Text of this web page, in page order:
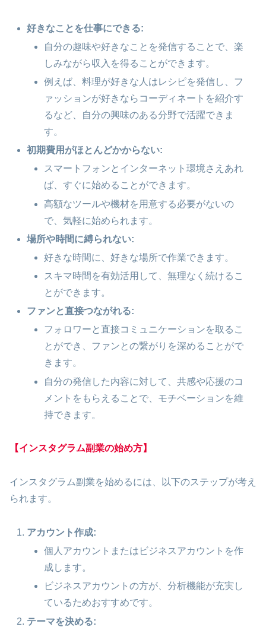
好きなことを仕事にできる:
自分の趣味や好きなことを発信することで、楽
しみながら収入を得ることができます。
例えば、料理が好きな人はレシピを発信し、フ
ァッションが好きならコーディネートを紹介す
るなど、自分の興味のある分野で活躍できま
す。
初期費用がほとんどかからない:
スマートフォンとインターネット環境さえあれ
ば、すぐに始めることができます。
高額なツールや機材を用意する必要がないの
で、気軽に始められます。
場所や時間に縛られない:
好きな時間に、好きな場所で作業できます。
スキマ時間を有効活用して、無理なく続けるこ
とができます。
ファンと直接つながれる:
フォロワーと直接コミュニケーションを取るこ
とができ、ファンとの繋がりを深めることがで
きます。
自分の発信した内容に対して、共感や応援のコ
メントをもらえることで、モチベーションを維
持できます。
【インスタグラム副業の始め方】
インスタグラム副業を始めるには、以下のステップが考え
られます。
アカウント作成:
個人アカウントまたはビジネスアカウントを作
成します。
ビジネスアカウントの方が、分析機能が充実し
ているためおすすめです。
テーマを決める: